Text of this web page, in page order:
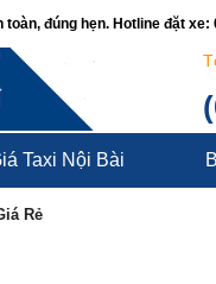
toàn, đúng hẹn. Hotline đặt xe:
Taxi Nội Bài
Rẻ